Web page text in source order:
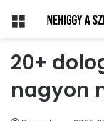
Menü
20+
nagyon